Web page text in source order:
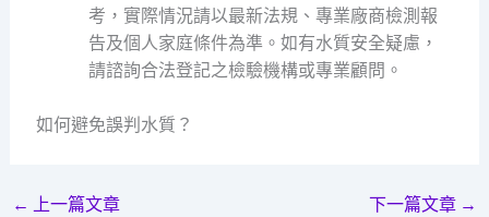
考，實際情況請以最新法規、專業廠商檢測報
告及個人家庭條件為準。如有水質安全疑慮，
請諮詢合法登記之檢驗機構或專業顧問。
如何避免誤判水質？
← 上一篇文章 下一篇文章 →